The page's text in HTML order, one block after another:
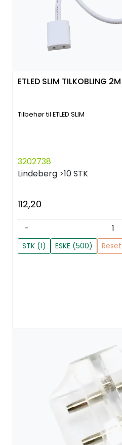
ETLED SLIM TILKOBLING
Tilbehør til ETLED SLIM
3202738
Lindeberg >10 STK
112,20
-
STK (1) ESKE (500) Reset